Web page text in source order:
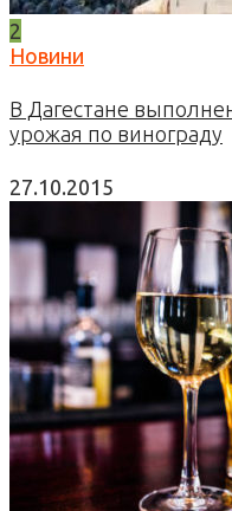
2
Новини
В Дагестане
урожая по винограду
27.10.2015